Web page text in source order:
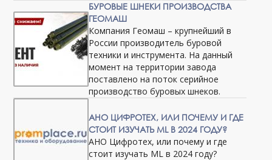
БУРОВЫЕ ШНЕКИ ПРОИЗВОДСТВА
ГЕОМАШ
Компания Геомаш – крупнейший в
России производитель буровой
техники и инструмента. На данный
момент на территории завода
поставлено на поток серийное
производство буровых шнеков.
АНО ЦИФРОТЕХ, ИЛИ ПОЧЕМУ И ГДЕ
СТОИТ ИЗУЧАТЬ ML В 2024 ГОДУ?
АНО Цифротех, или почему и где
стоит изучать ML в 2024 году?